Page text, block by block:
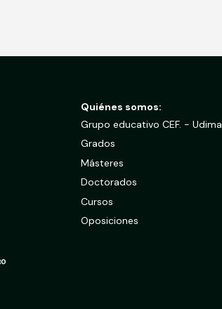
Quiénes somos:
Grupo educativo CEF. - Udima
Grados
Másteres
Doctorados
Cursos
Oposiciones